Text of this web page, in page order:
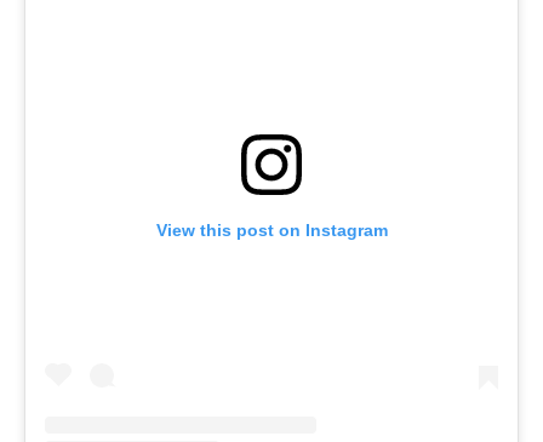
View this post on Instagram